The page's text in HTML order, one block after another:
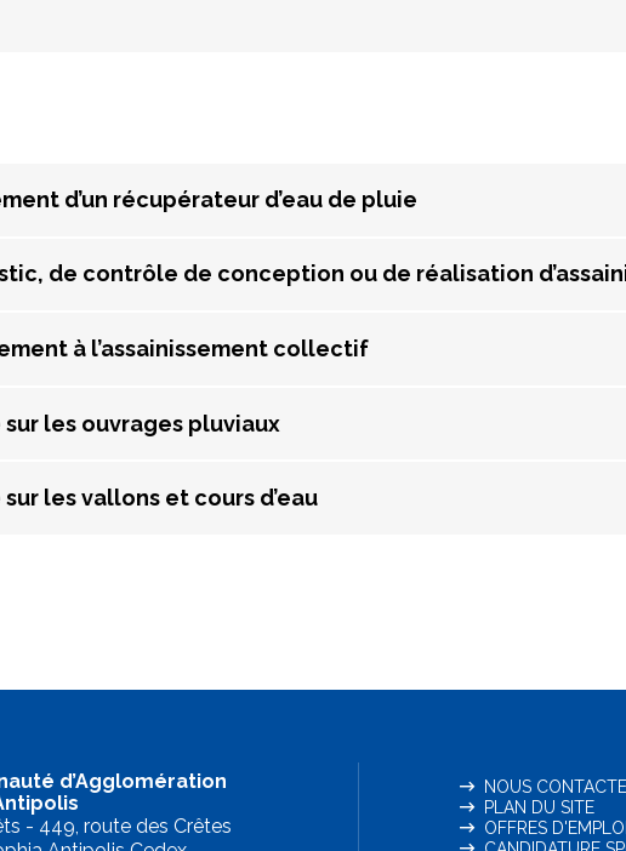
d’un récupérateur d’eau de pluie
de contrôle de conception ou de réalisation
à l’assainissement collectif
les ouvrages pluviaux
les vallons et cours d’eau
d’Agglomération
- 449, route des Crêtes
NOUS
PLAN DU SITE
OFFRES D'EMPLOI